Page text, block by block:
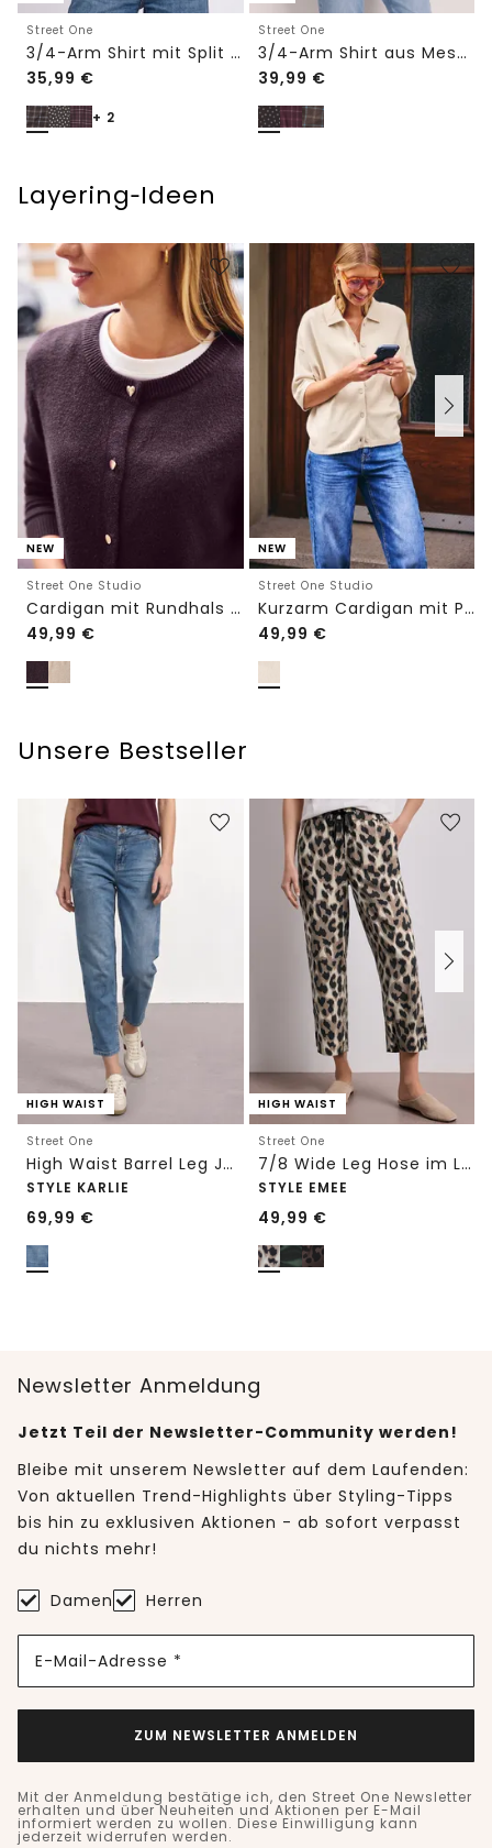
Street One
3/4-Arm Shirt mit Split Neck und Print
35,99 €
+ 2
Street One
3/4-Arm Shirt aus Mesh mit Print
39,99 €
Layering‑Ideen
NEW
Street One Studio
Cardigan mit Rundhals und Knöpfen
49,99 €
NEW
Street One Studio
Kurzarm Cardigan mit Polokragen
49,99 €
Unsere Bestseller
HIGH WAIST
Street One
High Waist Barrel Leg Jeans im Loose Fit
STYLE KARLIE
69,99 €
HIGH WAIST
Street One
7/8 Wide Leg Hose im Loose Fit mit Print
STYLE EMEE
49,99 €
Newsletter Anmeldung
Jetzt Teil der Newsletter-Community werden!
Bleibe mit unserem Newsletter auf dem Laufenden:
Von aktuellen Trend-Highlights über Styling-Tipps
bis hin zu exklusiven Aktionen - ab sofort verpasst
du nichts mehr!
Damen Herren
E-Mail-Adresse *
ZUM NEWSLETTER ANMELDEN
Mit der Anmeldung bestätige ich, den Street One Newsletter
erhalten und über Neuheiten und Aktionen per E-Mail
informiert werden zu wollen. Diese Einwilligung kann
jederzeit widerrufen werden.